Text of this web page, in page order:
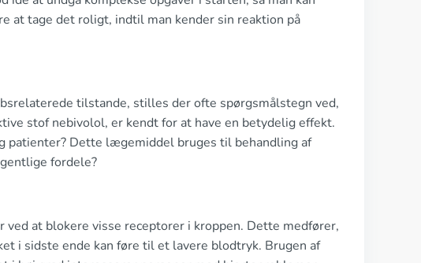
at tage det roligt, indtil man kender sin reaktion på
tilstande, stilles der ofte spørgsmålstegn ved,
stof nebivolol, er kendt for at have en betydelig effekt.
patienter? Dette lægemiddel bruges til behandling af
fordele?
at blokere visse receptorer i kroppen. Dette medfører,
i sidste ende kan føre til et lavere blodtryk. Brugen af